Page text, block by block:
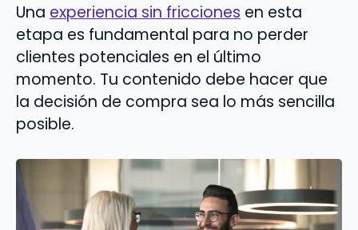
Una experiencia sin fricciones en esta
etapa es fundamental para no perder
clientes potenciales en el último
momento. Tu contenido debe hacer que
la decisión de compra sea lo más sencilla
posible.